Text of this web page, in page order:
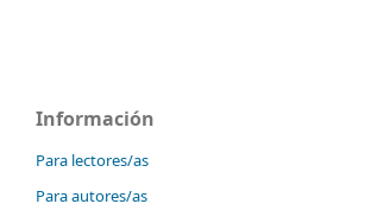
Información
Para lectores/as
Para autores/as